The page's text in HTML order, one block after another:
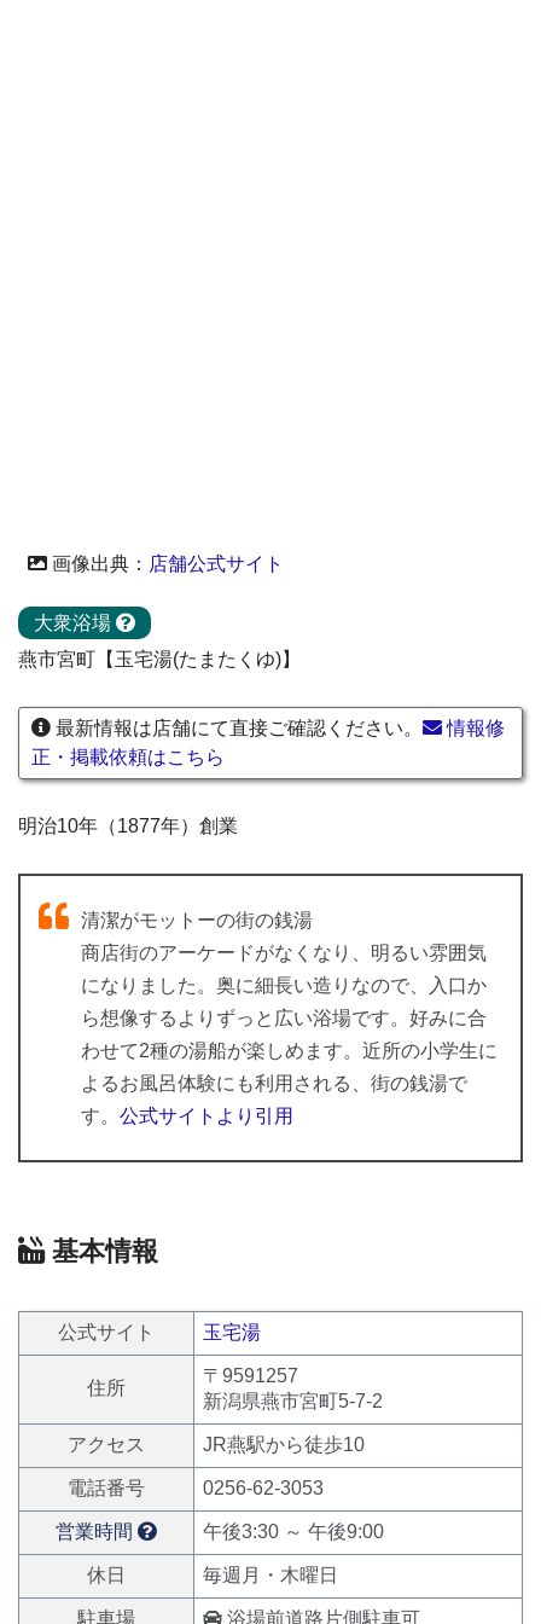
画像出典： 店舗公式サイト
大衆浴場
燕市宮町【玉宅湯(たまたくゆ)】
最新情報は店舗にて直接ご確認ください。
情報修
正・掲載依頼はこちら
明治10年（1877年）創業
清潔がモットーの街の銭湯
商店街のアーケードがなくなり、明るい雰囲気
になりました。奥に細長い造りなので、入口か
ら想像するよりずっと広い浴場です。好みに合
わせて2種の湯船が楽しめます。近所の小学生に
よるお風呂体験にも利用される、街の銭湯で
す。 公式サイトより引用
基本情報
公式サイト 玉宅湯
住所
〒9591257
新潟県燕市宮町5-7-2
アクセス JR燕駅から徒歩10
電話番号 0256-62-3053
営業時間 午後3:30 ～ 午後9:00
休日 毎週月・木曜日
駐車場 浴場前道路片側駐車可